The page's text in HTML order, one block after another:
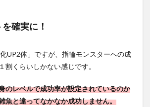
確実に！
UP2体」ですが、指輪モンスターへの成
割くらいしかない感じです。
のレベルで成功率が設定されているのか
魚と違ってなかなか成功しません。